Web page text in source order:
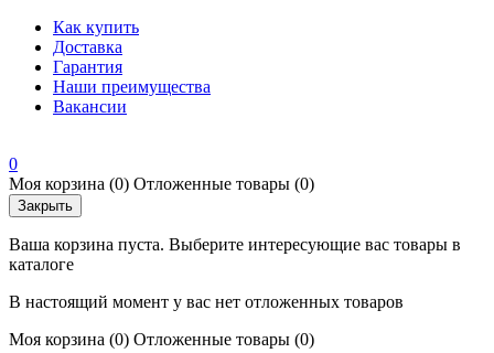
Как купить
Доставка
Гарантия
Наши преимущества
Вакансии
0
Моя корзина (0) Отложенные товары (0)
Закрыть
Ваша корзина пуста. Выберите интересующие вас товары в
каталоге
В настоящий момент у вас нет отложенных товаров
Моя корзина (0) Отложенные товары (0)